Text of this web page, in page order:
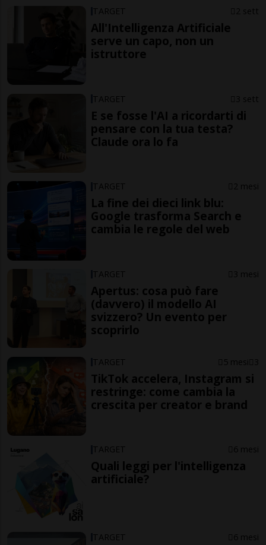
TARGET 2 sett
All'Intelligenza Artificiale
serve un capo, non un
istruttore
TARGET 3 sett
E se fosse l'AI a ricordarti di
pensare con la tua testa?
Claude ora lo fa
TARGET 2 mesi
La fine dei dieci link blu:
Google trasforma Search e
cambia le regole del web
TARGET 3 mesi
Apertus: cosa può fare
(davvero) il modello AI
svizzero? Un evento per
scoprirlo
TARGET 5 mesi 3
TikTok accelera, Instagram si
restringe: come cambia la
crescita per creator e brand
TARGET 6 mesi
Quali leggi per l'intelligenza
artificiale?
TARGET 6 mesi